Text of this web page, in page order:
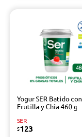
Yogur SER Batido con
Frutilla y Chia 460 g
SER
$123